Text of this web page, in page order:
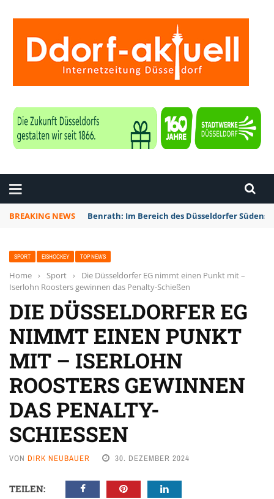
BREAKING NEWS Benrath: Im Bereich des Düsseldorfer
SPORT EISHOCKEY TOP NEWS
Home › Sport ›
Die Düsseldorfer EG nimmt einen Punkt mit –
Iserlohn Roosters gewinnen das Penalty-Schießen
DIE DÜSSELDORFER EG
NIMMT EINEN PUNKT
MIT – ISERLOHN
ROOSTERS GEWINNEN
DAS PENALTY-
SCHIESSEN
VON DIRK NEUBAUER 30. DEZEMBER 2024
TEILEN: